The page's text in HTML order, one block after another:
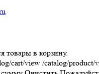
товары в корзину.
cart/view /catalog/product/